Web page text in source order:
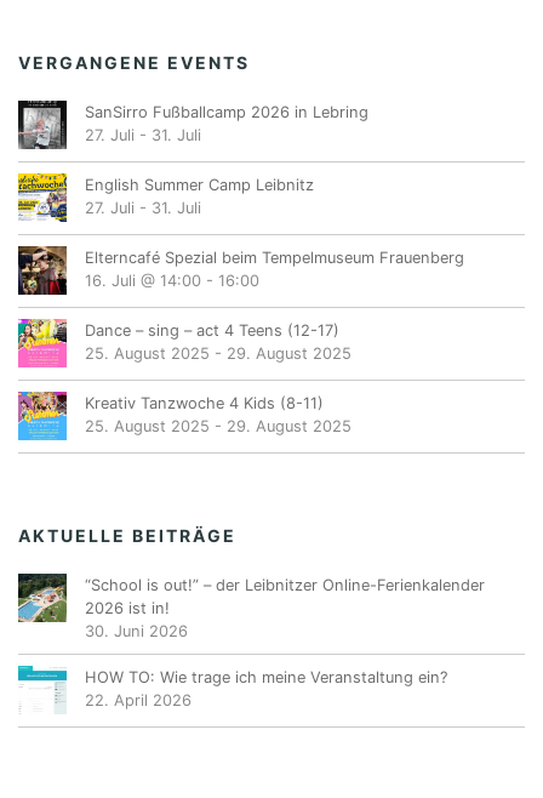
VERGANGENE EVENTS
SanSirro Fußballcamp 2026 in Lebring
27. Juli - 31. Juli
English Summer Camp Leibnitz
27. Juli - 31. Juli
Elterncafé Spezial beim Tempelmuseum Frauenberg
16. Juli @ 14:00 - 16:00
Dance – sing – act 4 Teens (12-17)
25. August 2025 - 29. August 2025
Kreativ Tanzwoche 4 Kids (8-11)
25. August 2025 - 29. August 2025
AKTUELLE BEITRÄGE
“School is out!” – der Leibnitzer Online-Ferienkalender
2026 ist in!
30. Juni 2026
HOW TO: Wie trage ich meine Veranstaltung ein?
22. April 2026